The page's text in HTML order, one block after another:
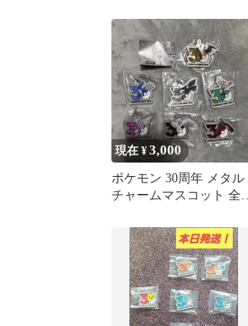
現在 ¥3,000
ポケモン 30周年 メタル
チャームマスコット 全7
ット